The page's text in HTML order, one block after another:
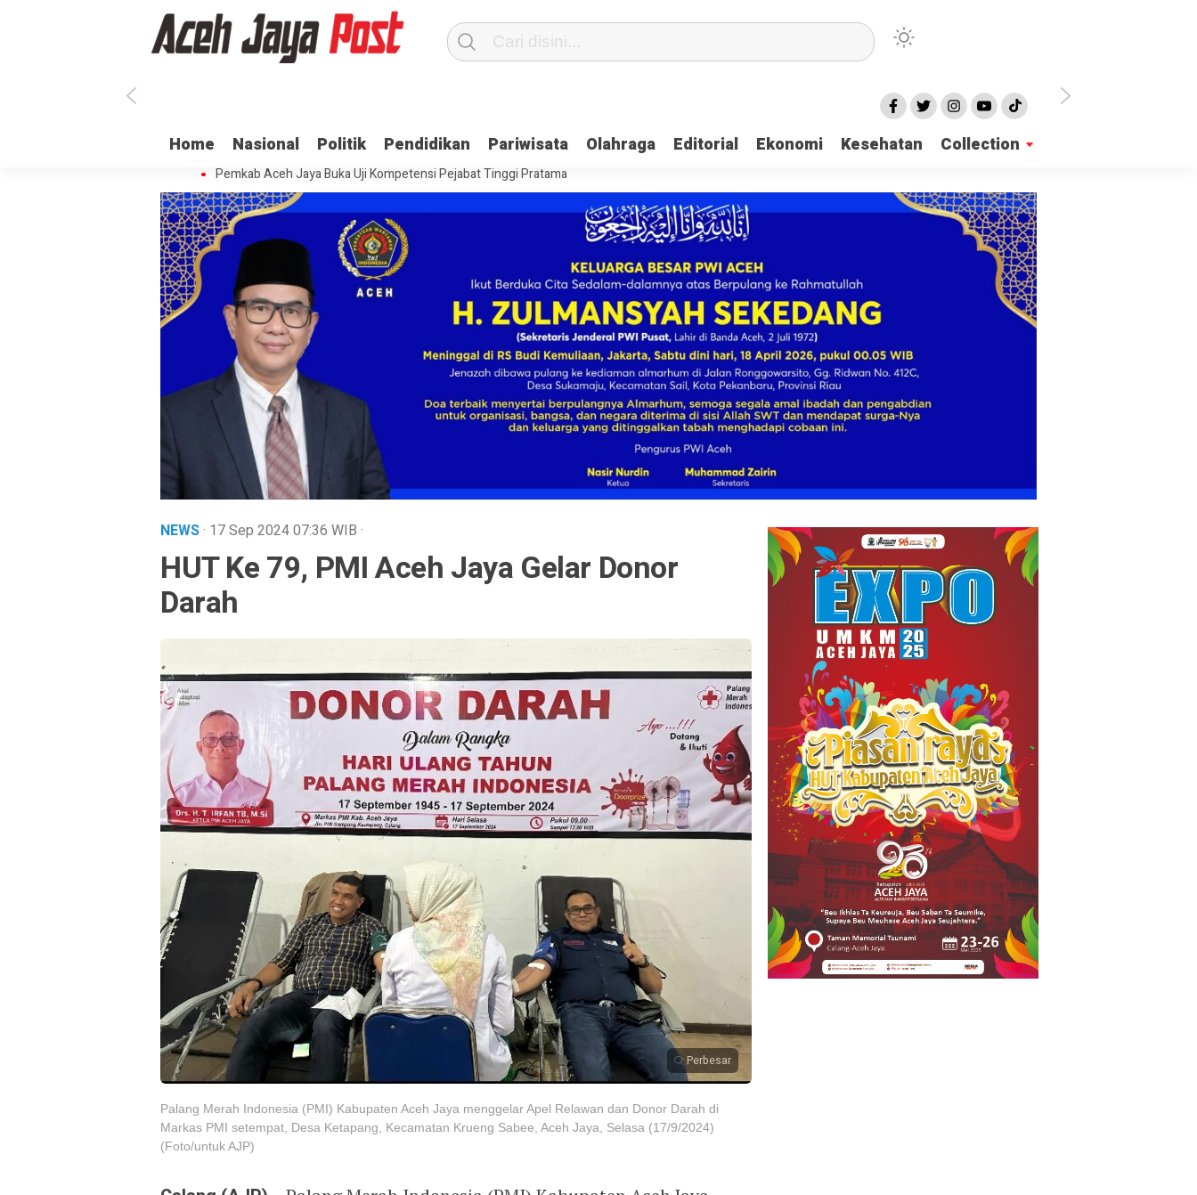
Home Nasional Politik Pendidikan Pariwisata Olahraga Editorial Ekonomi Kesehatan Collection
Ratusan ASN di Aceh Jaya Belum Terima Gaji
Ulama dan Pj Bupati Aceh Jaya Bahas Penguatan Kemandirian Dayah
Dua Oknum Anggota Polda Aceh Ditangkap, Ini Kasusnya
Saat Proses Sortir, Panwaslih Aceh Jaya Temukan 137 Surat Suara Rusak
Pemkab Aceh Jaya Buka Uji Kompetensi Pejabat Tinggi Pratama
NEWS· 17 Sep 202407:36 WIB ·
HUT Ke 79, PMI Aceh Jaya Gelar Donor
Darah
Perbesar
Palang Merah Indonesia (PMI) Kabupaten Aceh Jaya menggelar Apel Relawan dan Donor Darah di
Markas PMI setempat, Desa Ketapang, Kecamatan Krueng Sabee, Aceh Jaya, Selasa (17/9/2024)
(Foto/untuk AJP)